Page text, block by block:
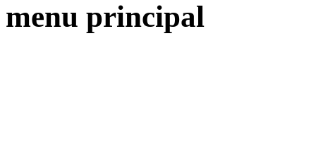
menu principal